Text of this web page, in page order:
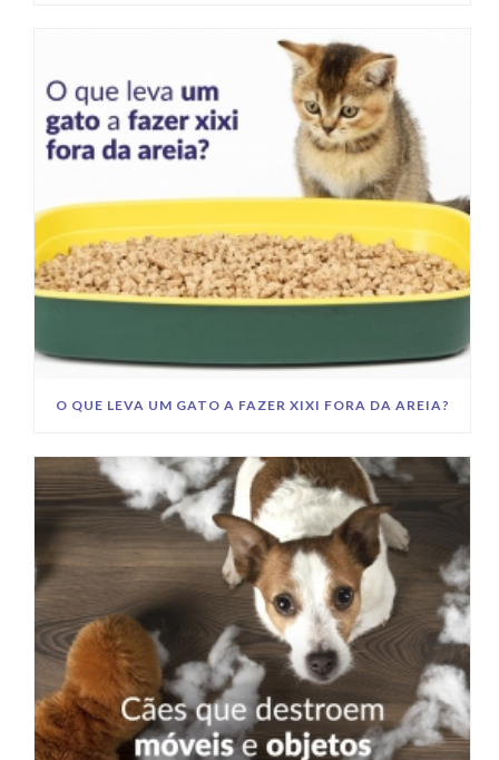
O QUE LEVA UM GATO A FAZER XIXI FORA DA AREIA?